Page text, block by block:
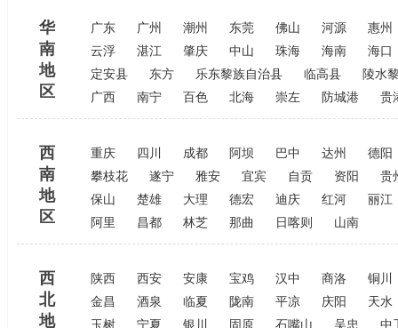
华
南
地
区
广东 广州 潮州 东莞 佛山 河源
惠州
云浮
湛江 肇庆 中山 珠海 海南
海口
定安县
东方 乐东黎族自治县 临高县
陵水
广西
南宁 百色 北海 崇左 防城港 贵
西
南
地
区
重庆 四川 成都 阿坝 巴中 达州
德阳
攀枝花
遂宁 雅安 宜宾 自贡 资阳
贵
保山
楚雄 大理 德宏 迪庆 红河
丽江
阿里
昌都 林芝 那曲 日喀则 山南
西
北
地
陕西 西安 安康 宝鸡 汉中 商洛
铜川
金昌
酒泉 临夏 陇南 平凉 庆阳
天水
玉树
宁夏 银川 固原 石嘴山 吴忠 中